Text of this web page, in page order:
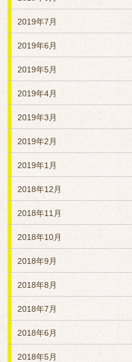
2019年7月
2019年6月
2019年5月
2019年4月
2019年3月
2019年2月
2019年1月
2018年12月
2018年11月
2018年10月
2018年9月
2018年8月
2018年7月
2018年6月
2018年5月